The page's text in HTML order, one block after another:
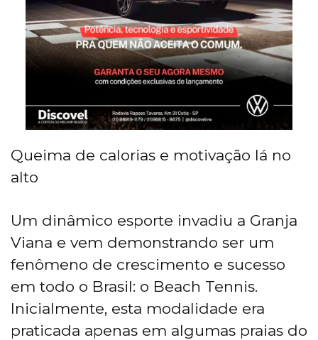
Queima de calorias e motivação lá no
alto
Um dinâmico esporte invadiu a Granja
Viana e vem demonstrando ser um
fenômeno de crescimento e sucesso
em todo o Brasil: o Beach Tennis.
Inicialmente, esta modalidade era
praticada apenas em algumas praias do